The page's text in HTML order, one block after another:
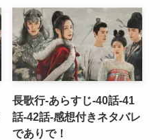
長歌行-あらすじ-40話-41
話-42話-感想付きネタバレ
でありで！